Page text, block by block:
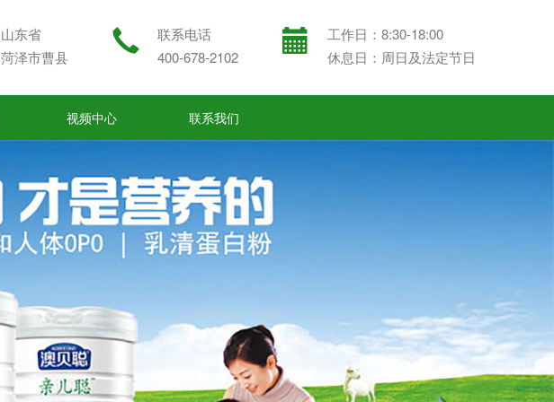
山东省
菏泽市曹县
联系电话
400-678-2102
工作日：8:30-18:00
休息日：周日及法定节日
视频中心 联系我们